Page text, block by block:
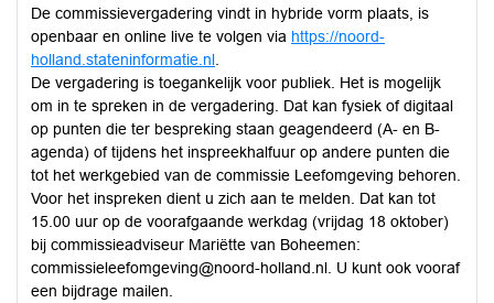
De commissievergadering vindt in hybride vorm plaats, is
openbaar en online live te volgen via https://noord-
holland.stateninformatie.nl
De vergadering is toegankelijk voor publiek. Het is mogelijk
om in te spreken in de vergadering. Dat kan fysiek of digitaal
op punten die ter bespreking staan geagendeerd (A- en B-
agenda) of tijdens het inspreekhalfuur op andere punten die
tot het werkgebied van de commissie Leefomgeving behoren.
Voor het inspreken dient u zich aan te melden. Dat kan tot
15.00 uur op de voorafgaande werkdag (vrijdag 18 oktober)
bij commissieadviseur Mariëtte van Boheemen:
commissieleefomgeving@noord-holland.nl. U kunt ook vooraf
een bijdrage mailen.